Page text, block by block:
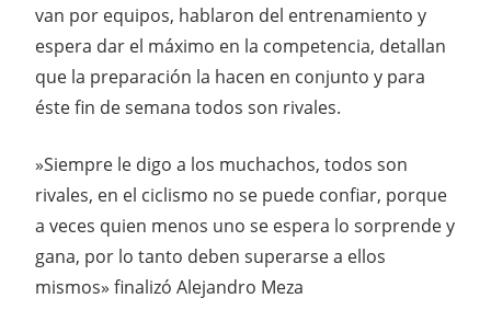
van por equipos, hablaron del entrenamiento y
espera dar el máximo en la competencia, detallan
que la preparación la hacen en conjunto y para
éste fin de semana todos son rivales.
»Siempre le digo a los muchachos, todos son
rivales, en el ciclismo no se puede confiar, porque
a veces quien menos uno se espera lo sorprende y
gana, por lo tanto deben superarse a ellos
mismos» finalizó Alejandro Meza